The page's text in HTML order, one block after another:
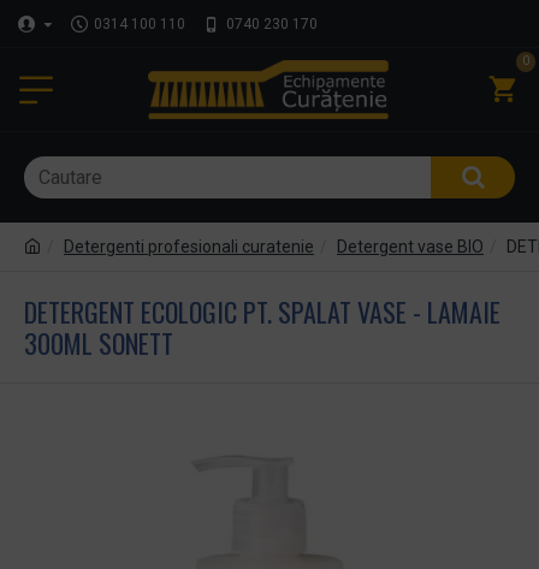
0314 100 110 0740 230 170
0
Detergenti profesionali curatenie Detergent vase BIO
DETERGENT ECOLOGIC PT. SPALAT VASE - LAMAIE
300ML SONETT